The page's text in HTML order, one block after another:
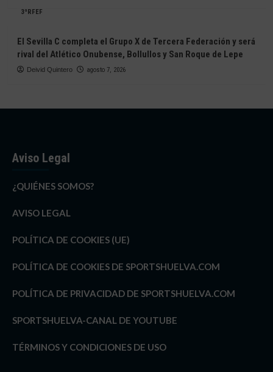
3ªRFEF
El Sevilla C completa el Grupo X de Tercera Federación y será
rival del Atlético Onubense, Bollullos y San Roque de Lepe
Deivid Quintero agosto 7, 2026
Aviso Legal
¿QUIÉNES SOMOS?
AVISO LEGAL
POLÍTICA DE COOKIES (UE)
POLÍTICA DE COOKIES DE SPORTSHUELVA.COM
POLÍTICA DE PRIVACIDAD DE SPORTSHUELVA.COM
SPORTSHUELVA-CANAL DE YOUTUBE
TÉRMINOS Y CONDICIONES DE USO